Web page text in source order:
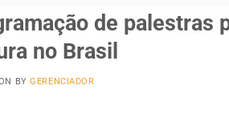
de palestras
no Brasil
BYGERENCIADOR